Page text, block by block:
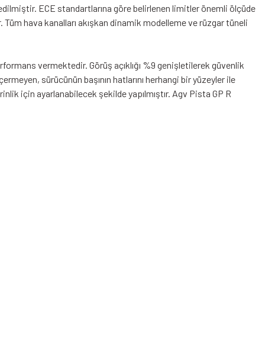
ECE standartlarına göre belirlenen limitler önemli ölçüde
hava kanalları akışkan dinamik modelleme ve rüzgar tüneli
vermektedir. Görüş açıklığı %9 genişletilerek güvenlik
sürücünün başının hatlarını herhangi bir yüzeyler ile
için ayarlanabilecek şekilde yapılmıştır. Agv Pista GP R